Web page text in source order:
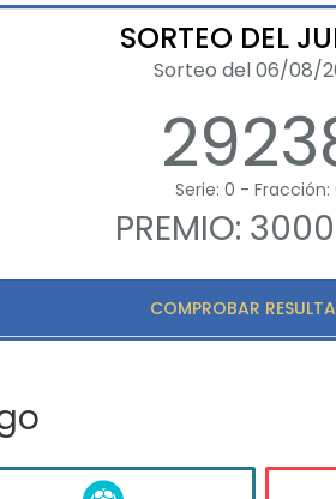
SORTEO DEL
Sorteo del 06/08/
Serie: 0 - Fracción:
PREMIO:
COMPROBAR